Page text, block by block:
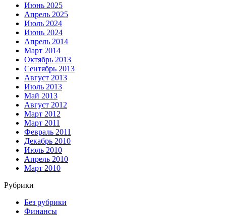
Июнь 2025
Апрель 2025
Июль 2024
Июнь 2024
Апрель 2014
Март 2014
Октябрь 2013
Сентябрь 2013
Август 2013
Июль 2013
Май 2013
Август 2012
Март 2012
Март 2011
Февраль 2011
Декабрь 2010
Июль 2010
Апрель 2010
Март 2010
Рубрики
Без рубрики
Финансы